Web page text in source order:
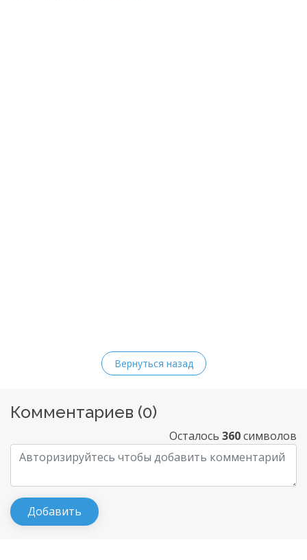
Вернуться назад
Комментариев (0)
Осталось 360символов